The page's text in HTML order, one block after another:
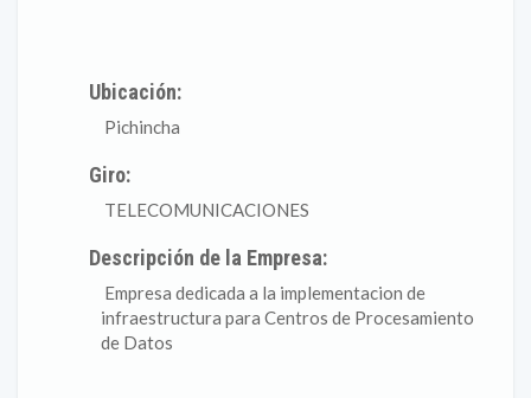
Ubicación:
Pichincha
Giro:
TELECOMUNICACIONES
Descripción de la Empresa:
Empresa dedicada a la implementacion de
infraestructura para Centros de Procesamiento
de Datos